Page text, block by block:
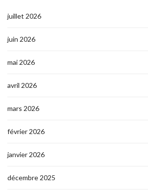
juillet 2026
juin 2026
mai 2026
avril 2026
mars 2026
février 2026
janvier 2026
décembre 2025